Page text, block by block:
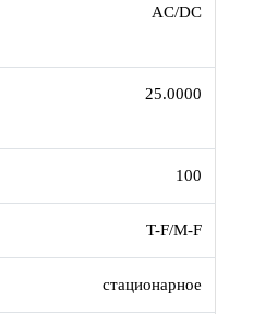
AC/DC
25.0000
100
T-F/M-F
стационарное